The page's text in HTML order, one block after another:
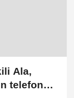
Ala,
telefon